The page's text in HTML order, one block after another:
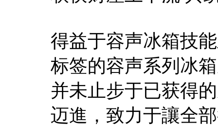
得益于容声冰箱技
标签的容声系列冰
并未止步于已获得
迈進，致力于讓全